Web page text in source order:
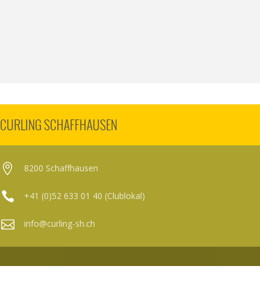
CURLING SCHAFFHAUSEN
8200 Schaffhausen
+41 (0)52 633 01 40 (Clublokal)
info@curling-sh.ch